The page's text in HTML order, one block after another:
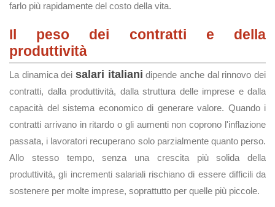
farlo più rapidamente del costo della vita.
Il peso dei contratti e della
produttività
La dinamica dei salari italiani dipende anche dal rinnovo dei
contratti, dalla produttività, dalla struttura delle imprese e dalla
capacità del sistema economico di generare valore. Quando i
contratti arrivano in ritardo o gli aumenti non coprono l'inflazione
passata, i lavoratori recuperano solo parzialmente quanto perso.
Allo stesso tempo, senza una crescita più solida della
produttività, gli incrementi salariali rischiano di essere difficili da
sostenere per molte imprese, soprattutto per quelle più piccole.